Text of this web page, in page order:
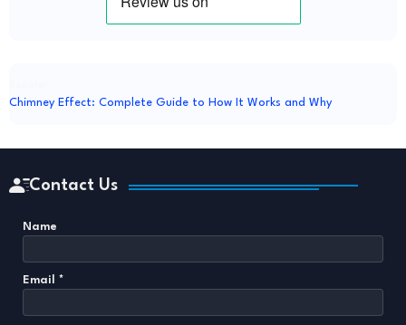
Chimney Effect: Complete Guide to How It Works and Why
Contact Us
Name
Email *